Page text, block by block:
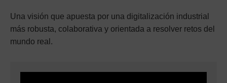
Una visión que apuesta por una digitalización industrial
más robusta, colaborativa y orientada a resolver retos del
mundo real.